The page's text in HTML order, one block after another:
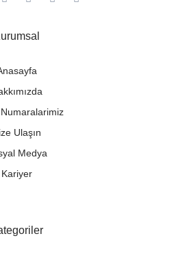
Ulaşın
Medya
Kariyer